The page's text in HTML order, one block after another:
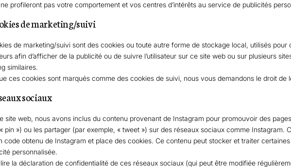
profileront pas votre comportement et vos centres d’intérêts au service de publicités
de marketing/suivi
de marketing/suivi sont des cookies ou toute autre forme de stockage local, utilisés pour
afin d’afficher de la publicité ou de suivre l’utilisateur sur ce site web ou sur plusieurs
similaires.
ces cookies sont marqués comme des cookies de suivi, nous vous demandons le droit de
sociaux
site web, nous avons inclus du contenu provenant de Instagram pour promouvoir des
pin ») ou les partager (par exemple, « tweet ») sur des réseaux sociaux comme Instagram.
code obtenu de Instagram et place des cookies. Ce contenu peut stocker et traiter
personnalisée.
la déclaration de confidentialité de ces réseaux sociaux (qui peut être modifiée